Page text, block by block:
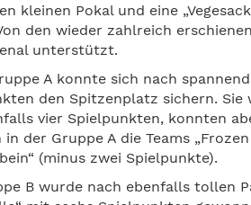
kleinen Pokal und eine
den wieder zahlreich
unterstützt.
A konnte sich nach
den Spitzenplatz sichern. Sie
vier Spielpunkten, konnten
in der Gruppe A die Teams
(minus zwei Spielpunkte).
B wurde nach ebenfalls tollen